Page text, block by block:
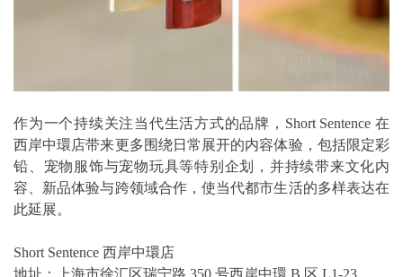
作为⼀个持续关注当代⽣活⽅式的品牌，Short Sentence 在
西岸中環店带来更多围绕⽇常展开的内容体验，包括限定彩
铅、宠物服饰与宠物玩具等特别企划，并持续带来⽂化内
容、新品体验与跨领域合作，使当代都市⽣活的多样表达在
此延展。
Short Sentence 西岸中環店